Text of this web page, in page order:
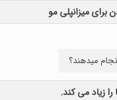
میزانپلی مو
میدهند؟
زیاد می کند.